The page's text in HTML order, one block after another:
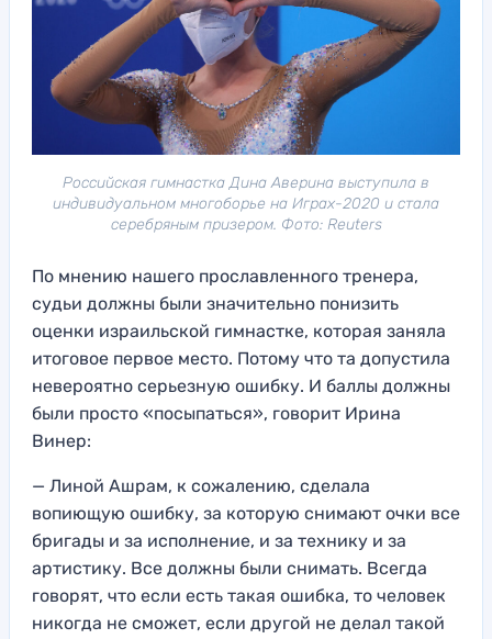
Российская гимнастка Дина Аверина выступила в
индивидуальном многоборье на Играх-2020 и стала
серебряным призером. Фото: Reuters
По мнению нашего прославленного тренера,
судьи должны были значительно понизить
оценки израильской гимнастке, которая заняла
итоговое первое место. Потому что та допустила
невероятно серьезную ошибку. И баллы должны
были просто «посыпаться», говорит Ирина
Винер:
— Линой Ашрам, к сожалению, сделала
вопиющую ошибку, за которую снимают очки все
бригады и за исполнение, и за технику и за
артистику. Все должны были снимать. Всегда
говорят, что если есть такая ошибка, то человек
никогда не сможет, если другой не делал такой